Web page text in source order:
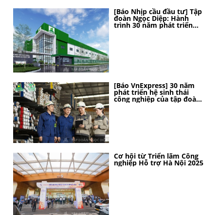
[Báo Nhịp cầu đầu tư] Tập
đoàn Ngọc Diệp: Hành
trình 30 năm phát triển
bền vững, kiến tạo vị thế
[Báo VnExpress] 30 năm
phát triển hệ sinh thái
công nghiệp của tập đoàn
Ngọc Diệp
Cơ hội từ Triển lãm Công
nghiệp Hỗ trợ Hà Nội 2025